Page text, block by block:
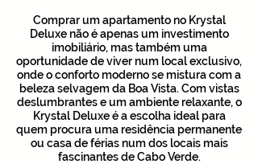
Comprar um apartamento no Krystal
Deluxe não é apenas um investimento
imobiliário, mas também uma
oportunidade de viver num local exclusivo,
onde o conforto moderno se mistura com a
beleza selvagem da Boa Vista. Com vistas
deslumbrantes e um ambiente relaxante, o
Krystal Deluxe é a escolha ideal para
quem procura uma residência permanente
ou casa de férias num dos locais mais
fascinantes de Cabo Verde.